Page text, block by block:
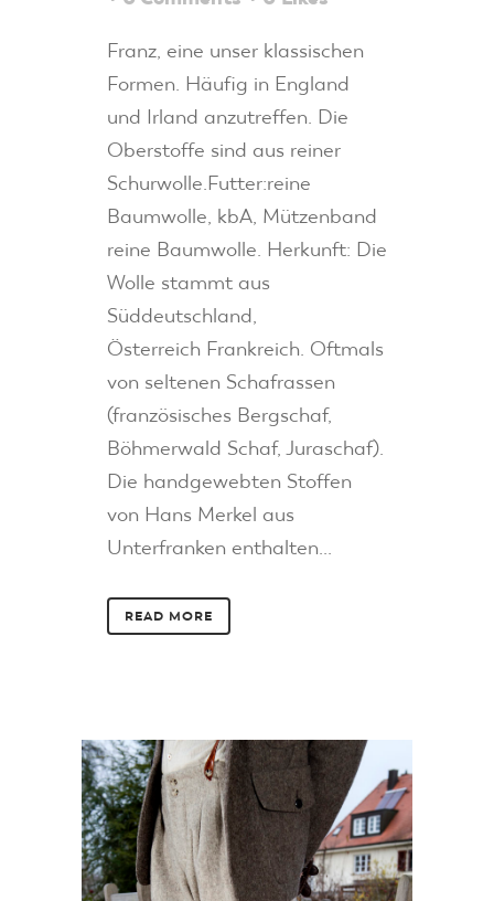
Franz, eine unser klassischen
Formen. Häufig in England
und Irland anzutreffen. Die
Oberstoffe sind aus reiner
Schurwolle.Futter:reine
Baumwolle, kbA, Mützenband
reine Baumwolle. Herkunft: Die
Wolle stammt aus
Süddeutschland,
Österreich Frankreich. Oftmals
von seltenen Schafrassen
(französisches Bergschaf,
Böhmerwald Schaf, Juraschaf).
Die handgewebten Stoffen
von Hans Merkel aus
Unterfranken enthalten...
READ MORE